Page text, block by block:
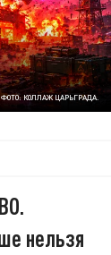
ФОТО: КОЛЛАЖ ЦАРЬГРАДА.
нельзя